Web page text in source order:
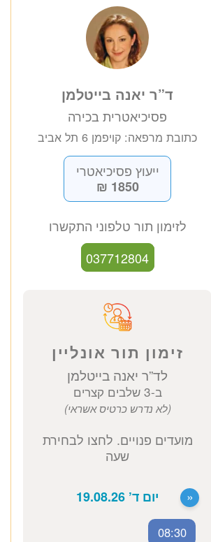
ד”ר יאנה בייטלמן
פסיכיאטרית בכירה
כתובת מרפאה: קויפמן 6 תל אביב
1850 ₪
לזימון תור טלפוני התקשרו
037712804
זימון תור אונליין
לד”ר יאנה בייטלמן
ב-3 שלבים קצרים